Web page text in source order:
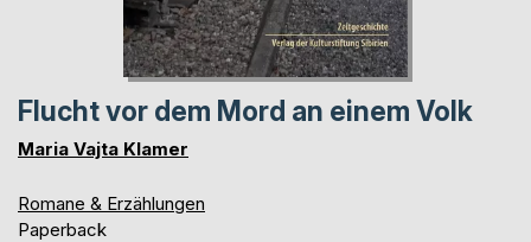
Flucht vor dem Mord an einem Volk
Maria Vajta Klamer
Romane & Erzählungen
Paperback